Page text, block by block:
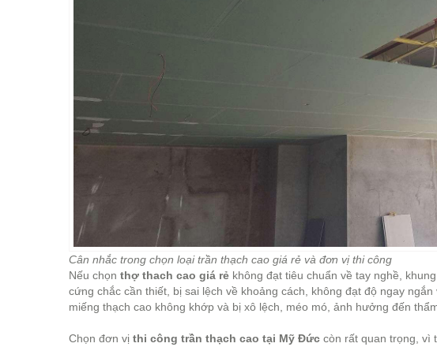
Cân nhắc trong chọn loại trần thạch cao giá rẻ và đơn vị thi công
Nếu chọn thợ thach cao giá rẻ không đạt tiêu chuẩn về tay nghề,
cứng chắc cần thiết, bị sai lệch về khoảng cách, không đạt độ ngay
miếng thạch cao không khớp và bị xô lệch, méo mó, ảnh hưởng đến
Chọn đơn vị thi công trần thạch cao tại Mỹ Đức còn rất quan trọng, vì